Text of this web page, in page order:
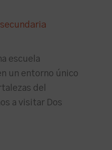
escuela
un entorno único
del
a visitar Dos